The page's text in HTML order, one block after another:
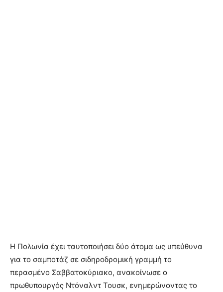
Η Πολωνία έχει ταυτοποιήσει δύο άτομα ως υπεύθυνα
για το σαμποτάζ σε σιδηροδρομική γραμμή το
περασμένο Σαββατοκύριακο, ανακοίνωσε ο
πρωθυπουργός Ντόναλντ Τουσκ, ενημερώνοντας το